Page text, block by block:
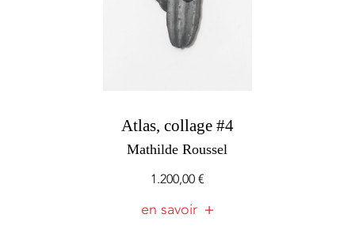
Atlas, collage #4
Mathilde Roussel
1.200,00€
en savoir